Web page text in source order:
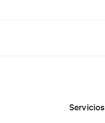
Servicios